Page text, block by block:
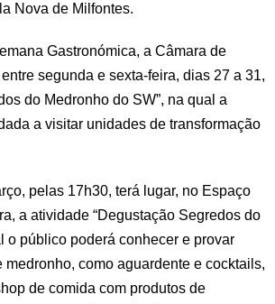
Nova de Milfontes.
Gastronómica, a Câmara de
segunda e sexta-feira, dias 27 a 31,
do Medronho do SW”, na qual a
a visitar unidades de transformação
pelas 17h30, terá lugar, no Espaço
a atividade “Degustação Segredos do
o público poderá conhecer e provar
medronho, como aguardente e cocktails,
de comida com produtos de